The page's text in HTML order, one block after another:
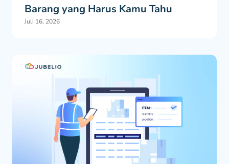
Barang yang Harus Kamu Tahu
Juli 16, 2026